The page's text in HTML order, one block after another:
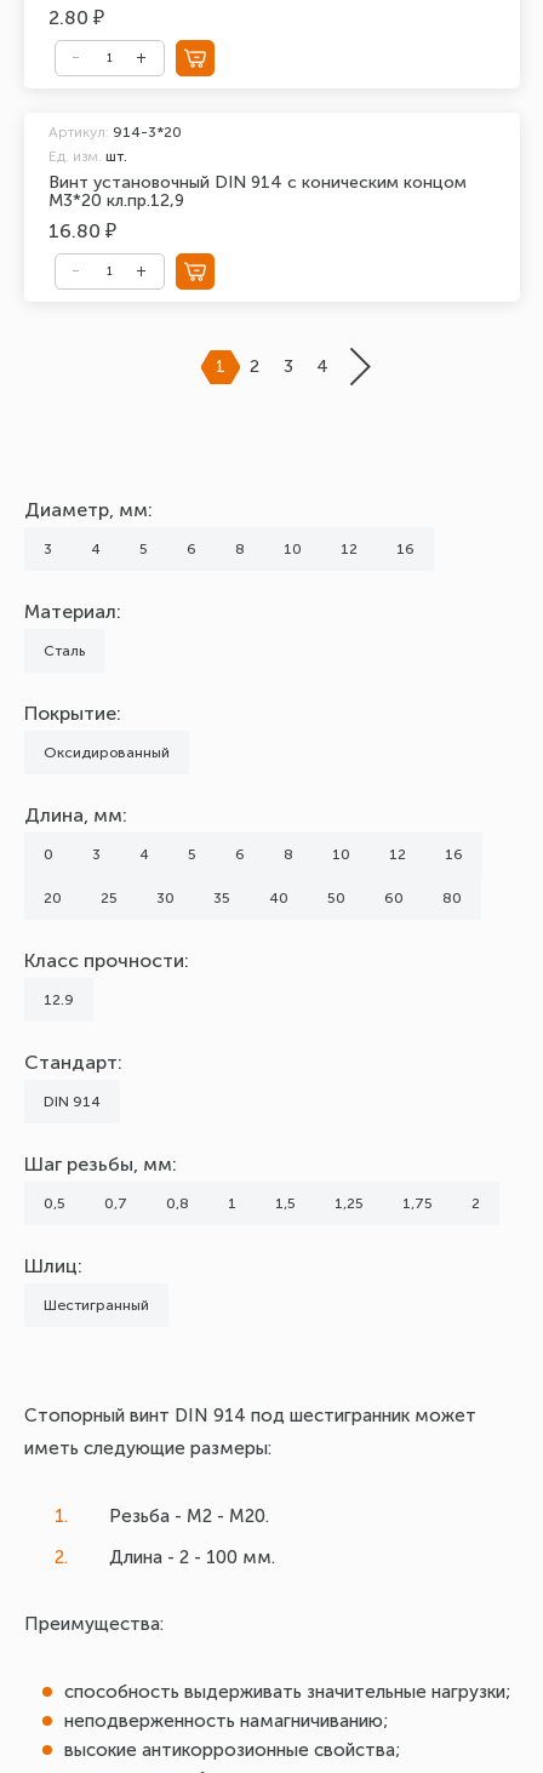
2.80 ₽
Винт установочный DIN 914 с коническим концом
М3*20 кл.пр.12,9
Артикул: 914-3*20
Ед. изм. шт.
16.80 ₽
1 2 3 4
Диаметр, мм:
3 4 5 6 8 10 12 16
Материал:
Сталь
Покрытие:
Оксидированный
Длина, мм:
0 3 4 5 6 8 10 12 16
20 25 30 35 40 50 60 80
Класс прочности:
12.9
Стандарт:
DIN 914
Шаг резьбы, мм:
0,5 0,7 0,8 1 1,5 1,25 1,75 2
Шлиц:
Шестигранный
Стопорный винт DIN 914 под шестигранник может
иметь следующие размеры:
Резьба - М2 - М20.
Длина - 2 - 100 мм.
Преимущества:
способность выдерживать значительные нагрузки;
неподверженность намагничиванию;
высокие антикоррозионные свойства;